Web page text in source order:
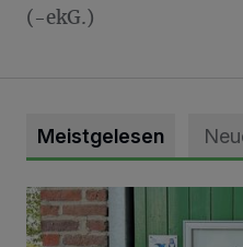
(-ekG.)
Meistgelesen
Vorbildlicher Einsatz für